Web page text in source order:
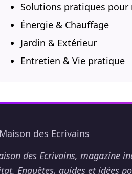
Solutions pratiques
Énergie & Chauffage
Jardin & Extérieur
Entretien & Vie pratique
des Ecrivains, magazine
Enquêtes, guides et idées